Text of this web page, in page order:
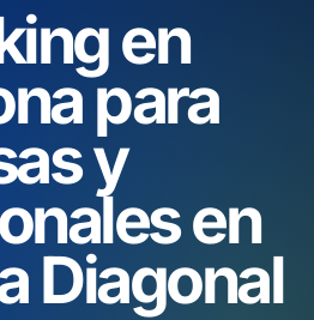
en
para
y
en
Diagonal